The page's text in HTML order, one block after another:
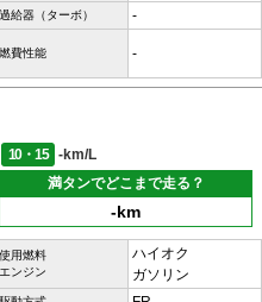
過給器（ターボ） -
燃費性能 -
10・15
-km/L
満タンでどこまで走る？
-km
使用燃料
エンジン
ハイオク
ガソリン